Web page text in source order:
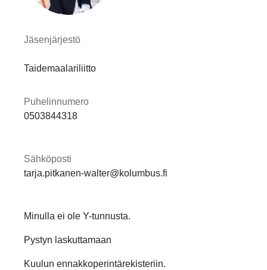
Jäsenjärjestö
Taidemaalariliitto
Puhelinnumero
0503844318
Sähköposti
tarja.pitkanen-walter@kolumbus.fi
Minulla ei ole Y-tunnusta.
Pystyn laskuttamaan
Kuulun ennakkoperintärekisteriin.